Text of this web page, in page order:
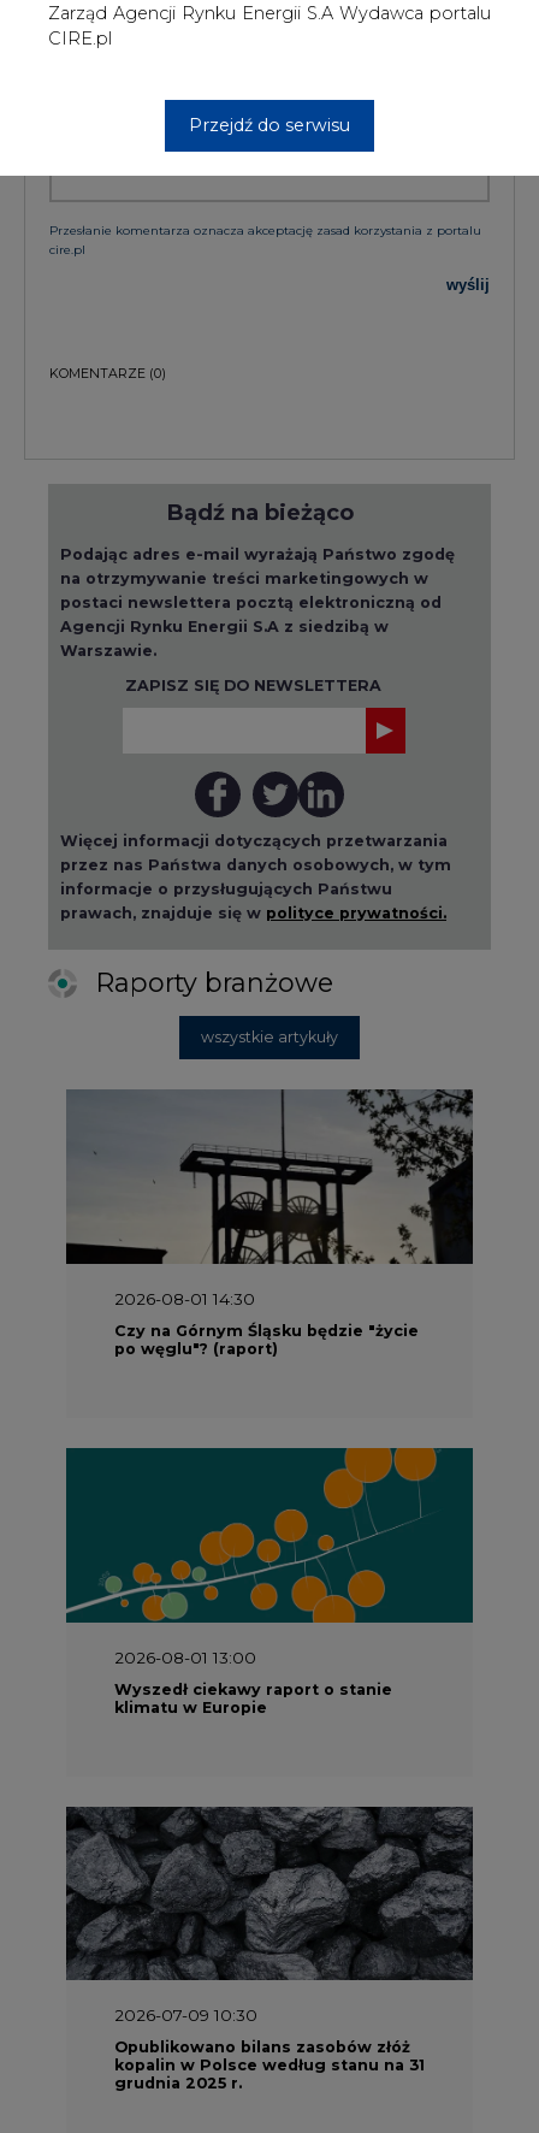
KOMENTARZE(0)
Bądź na bieżąco
postaci newslettera pocztą elektroniczną od
Agencji Rynku Energii S.A z siedzibą w
przez nas Państwa danych osobowych, w tym
informacje o przysługujących Państwu
prawach, znajduje się w polityce prywatności.
Raporty branżowe
po węglu"? (raport)
2026-08-01 13:00
Wyszedł ciekawy raport o stanie
klimatu w Europie
2026-07-09 10:30
Opublikowano bilans zasobów złóż
kopalin w Polsce według stanu na 31
grudnia 2025 r.
2026-06-08 07:00
Wyszedł raport "Bezpieczniej i
taniej. Ciepłownictwo na ratunek
KSE"